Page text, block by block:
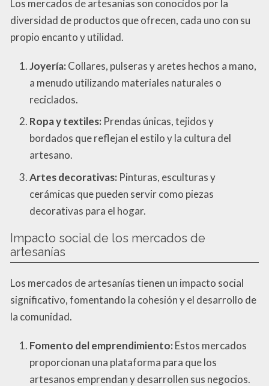
Los mercados de artesanías son conocidos por la
diversidad de productos que ofrecen, cada uno con su
propio encanto y utilidad.
Joyería: Collares, pulseras y aretes hechos a mano,
a menudo utilizando materiales naturales o
reciclados.
Ropa y textiles: Prendas únicas, tejidos y
bordados que reflejan el estilo y la cultura del
artesano.
Artes decorativas: Pinturas, esculturas y
cerámicas que pueden servir como piezas
decorativas para el hogar.
Impacto social de los mercados de
artesanías
Los mercados de artesanías tienen un impacto social
significativo, fomentando la cohesión y el desarrollo de
la comunidad.
Fomento del emprendimiento: Estos mercados
proporcionan una plataforma para que los
artesanos emprendan y desarrollen sus negocios.